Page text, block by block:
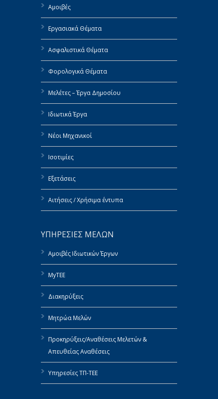
Αμοιβές
Εργασιακά Θέματα
Ασφαλιστικά Θέματα
Φορολογικά Θέματα
Μελέτες – Έργα Δημοσίου
Ιδιωτικά Έργα
Νέοι Μηχανικοί
Ισοτιμίες
Εξετάσεις
Αιτήσεις / Χρήσιμα έντυπα
ΥΠΗΡΕΣΙΕΣ ΜΕΛΩΝ
Αμοιβές Ιδιωτικών Έργων
MyTEE
Διακηρύξεις
Μητρώα Μελών
Προκηρύξεις/Αναθέσεις Μελετών &
Απευθείας Αναθέσεις
Υπηρεσίες ΤΠ-ΤΕΕ